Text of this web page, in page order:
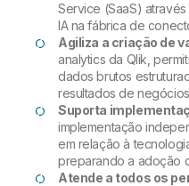
Service (SaaS)
IA na fábrica de
Agiliza a criação de
analytics da Qlik,
dados brutos
resultados de
Suporta
implementação
em relação à
preparando a adoção
Atende a todos os